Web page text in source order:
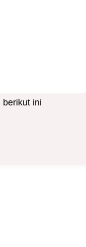
berikut ini